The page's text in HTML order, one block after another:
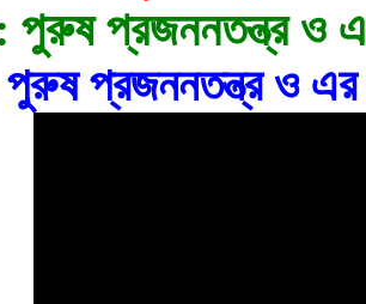
পুরুষ প্রজননতন্ত্র ও
প্রজননতন্ত্র ও এর